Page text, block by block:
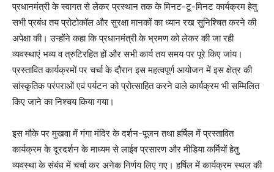
प्रधानमंत्री के स्वागत से लेकर प्रस्थान तक के मिनट-टू-मिनट कार्यक्रम हेतु
सभी प्रबंध तय प्रोटोकॉल और सुरक्षा मानकों का ध्यान रख सुनिश्चित करने की
अपेक्षा की। उन्होंने कहा कि प्रधानमंत्री के भ्रमण को लेकर की जा रही
व्यवस्थाएं भव्य व त्रुटिरहित हों और सभी कार्य तय समय पर पूरे किए जांय।
प्रस्तावित कार्यक्रमों पर चर्चा के दौरान इस महत्वपूर्ण आयोजन में इस क्षेत्र की
सांस्कृतिक परंपराओं एवं पर्यटन को प्रोत्साहित करने वाले कार्यक्रम भी सम्मिलित
किए जाने का निश्चय किया गया।
इस मौके पर मुखवा में गंगा मंदिर के दर्शन-पूजन तथा हर्षिल में प्रस्तावित
कार्यक्रम के दूरदर्शन के माध्यम से लाईव प्रसारण और मीडिया कर्मियों हेतु
व्यवस्था के संबंध में चर्चा कर अनेक निर्णय लिए गए। हर्षिल में कार्यक्रम स्थल की